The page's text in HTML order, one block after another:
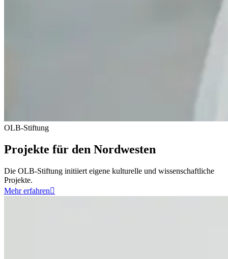
OLB-Stiftung
Projekte für den Nordwesten
Die OLB-Stiftung initiiert eigene kulturelle und wissenschaftliche
Projekte.
Mehr erfahren